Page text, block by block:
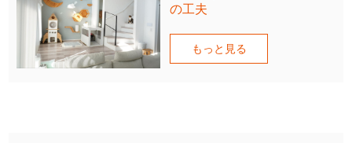
の工夫
もっと見る